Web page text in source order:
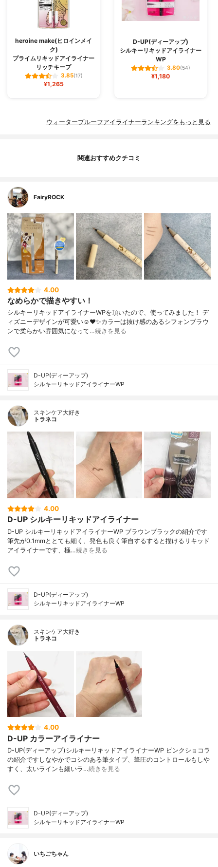
heroine make(ヒロインメイ
ク)
プライムリキッドアイライナー
リッチキープ
3.85(17)
¥1,265
D-UP(ディーアップ)
シルキーリキッドアイライナー
WP
3.80(54)
¥1,180
ウォータープルーフアイライナーランキングをもっと見る
関連おすすめクチコミ
FairyROCK
4.00
なめらかで描きやすい！
シルキーリキッドアイライナーWPを頂いたので、使ってみました！ デ
ィズニーデザインが可愛い☺️❤️✨カラーは抜け感のあるシフォンブラウ
ンで柔らかい雰囲気になって…続きを見る
D-UP(ディーアップ)
シルキーリキッドアイライナーWP
スキンケア大好き
トラネコ
4.00
D-UP シルキーリキッドアイライナー
D-UP シルキーリキッドアイライナーWP ブラウンブラックの紹介です
筆先が0.1mmととても細く、発色も良く筆自するすると描けるリキッド
アイライナーです、極…続きを見る
D-UP(ディーアップ)
シルキーリキッドアイライナーWP
スキンケア大好き
トラネコ
4.00
D-UP カラーアイライナー
D-UP(ディーアップ)シルキーリキッドアイライナーWP ピンクショコラ
の紹介ですしなやかでコシのある筆タイプ、筆圧のコントロールもしや
すく、太いラインも細いラ…続きを見る
D-UP(ディーアップ)
シルキーリキッドアイライナーWP
いちごちゃん